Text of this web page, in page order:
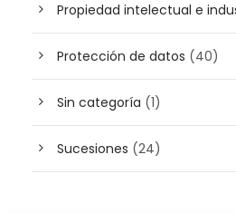
Propiedad intelectual e
Protección de datos (40)
Sin categoría (1)
Sucesiones (24)